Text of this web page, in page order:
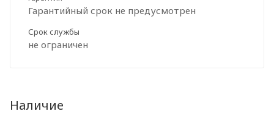
Гарантийный срок не предусмотрен
Срок службы
не ограничен
Наличие